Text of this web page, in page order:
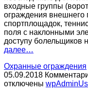
входные группы
ограждения внешнего
спортплощадок,
поля с наклонными
доступу болельщиков
далее…
Охранные ограждения
05.09.2018
отключены